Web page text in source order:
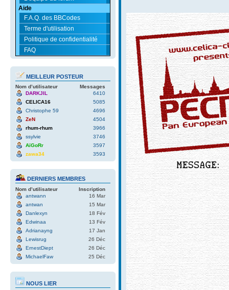
Aide
F.A.Q. des BBCodes
Terme d'utilisation
Politique de confidentialité
FAQ
MEILLEUR POSTEUR
Nom d’utilisateur
Messages
DARKJIL
6410
CELICA16
5085
Christophe 59
4696
ZeN
4504
rhum-rhum
3966
ssylvie
3746
AïGoRr
3597
zawa34
3593
DERNIERS MEMBRES
Nom d’utilisateur
Inscription
antwann
16 Mar
antwan
15 Mar
Danlexyn
18 Fév
Edwinaa
13 Fév
Adrianayng
17 Jan
Lewisrug
26 Déc
ErnestDiept
26 Déc
MichaelFaw
25 Déc
NOUS LIER